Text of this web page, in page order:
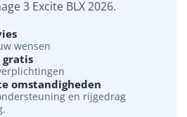
3 Excite BLX 2026.
wensen
omstandigheden
en rijgedrag